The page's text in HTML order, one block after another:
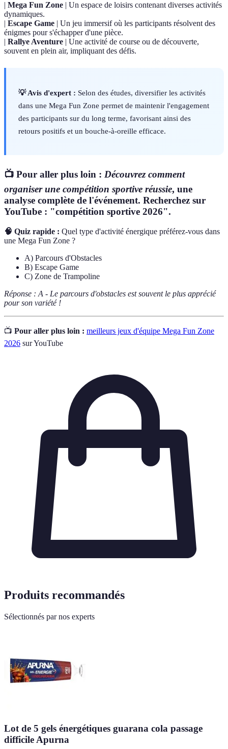
| Mega Fun Zone | Un espace de loisirs contenant diverses activités
dynamiques.
| Escape Game | Un jeu immersif où les participants résolvent des
énigmes pour s'échapper d'une pièce.
| Rallye Aventure | Une activité de course ou de découverte,
souvent en plein air, impliquant des défis.
💡 Avis d'expert : Selon des études, diversifier les activités
dans une Mega Fun Zone permet de maintenir l'engagement
des participants sur du long terme, favorisant ainsi des
retours positifs et un bouche-à-oreille efficace.
📺 Pour aller plus loin : Découvrez comment
organiser une compétition sportive réussie, une
analyse complète de l'événement. Recherchez sur
YouTube : "compétition sportive 2026".
🧠 Quiz rapide : Quel type d'activité énergique préférez-vous dans
une Mega Fun Zone ?
A) Parcours d'Obstacles
B) Escape Game
C) Zone de Trampoline
Réponse : A - Le parcours d'obstacles est souvent le plus apprécié
pour son variété !
📺 Pour aller plus loin : meilleurs jeux d'équipe Mega Fun Zone
2026 sur YouTube
Produits recommandés
Sélectionnés par nos experts
Lot de 5 gels énergétiques guarana cola passage
difficile Apurna